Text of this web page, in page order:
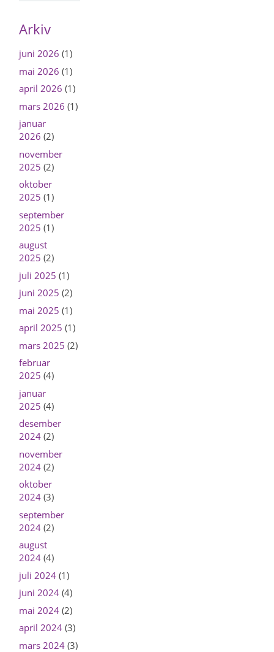
Arkiv
juni 2026 (1)
mai 2026 (1)
april 2026 (1)
mars 2026 (1)
januar
2026 (2)
november
2025 (2)
oktober
2025 (1)
september
2025 (1)
august
2025 (2)
juli 2025 (1)
juni 2025 (2)
mai 2025 (1)
april 2025 (1)
mars 2025 (2)
februar
2025 (4)
januar
2025 (4)
desember
2024(2)
november
2024(2)
oktober
2024(3)
september
2024(2)
august
2024(4)
juli 2024(1)
juni 2024(4)
mai 2024(2)
april 2024(3)
mars 2024(3)